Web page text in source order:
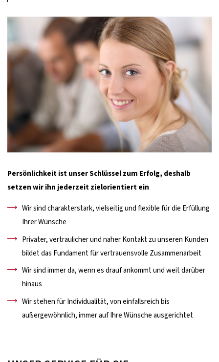
Persönlichkeit ist unser Schlüssel zum Erfolg, deshalb
setzen wir ihn jederzeit zielorientiert ein
Wir sind charakterstark, vielseitig und flexible für die Erfüllung
Ihrer Wünsche
Privater, vertraulicher und naher Kontakt zu unseren Kunden
bildet das Fundament für vertrauensvolle Zusammenarbeit
Wir sind immer da, wenn es drauf ankommt und weit darüber
hinaus
Wir stehen für Individualität, von einfallsreich bis
außergewöhnlich, immer auf Ihre Wünsche ausgerichtet